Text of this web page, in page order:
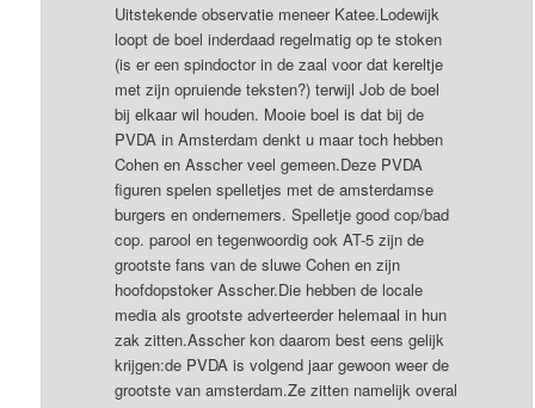
Uitstekende observatie meneer Katee.Lodewijk
loopt de boel inderdaad regelmatig op te stoken
(is er een spindoctor in de zaal voor dat kereltje
met zijn opruiende teksten?) terwijl Job de boel
bij elkaar wil houden. Mooie boel is dat bij de
PVDA in Amsterdam denkt u maar toch hebben
Cohen en Asscher veel gemeen.Deze PVDA
figuren spelen spelletjes met de amsterdamse
burgers en ondernemers. Spelletje good cop/bad
cop. parool en tegenwoordig ook AT-5 zijn de
grootste fans van de sluwe Cohen en zijn
hoofdopstoker Asscher.Die hebben de locale
media als grootste adverteerder helemaal in hun
zak zitten.Asscher kon daarom best eens gelijk
krijgen:de PVDA is volgend jaar gewoon weer de
grootste van amsterdam.Ze zitten namelijk overal